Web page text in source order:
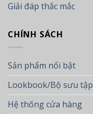
Giải đáp thắc mắc
CHÍNH SÁCH
Sản phẩm nổi bật
Lookbook/Bộ sưu tập
Hệ thống cửa hàng